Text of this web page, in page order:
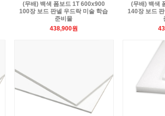
(무배) 백색 폼보드 1T 600x900
100장 보드 판넬 우드락 미술 학습
준비물
438,900원
(무배) 백색
140장 보드